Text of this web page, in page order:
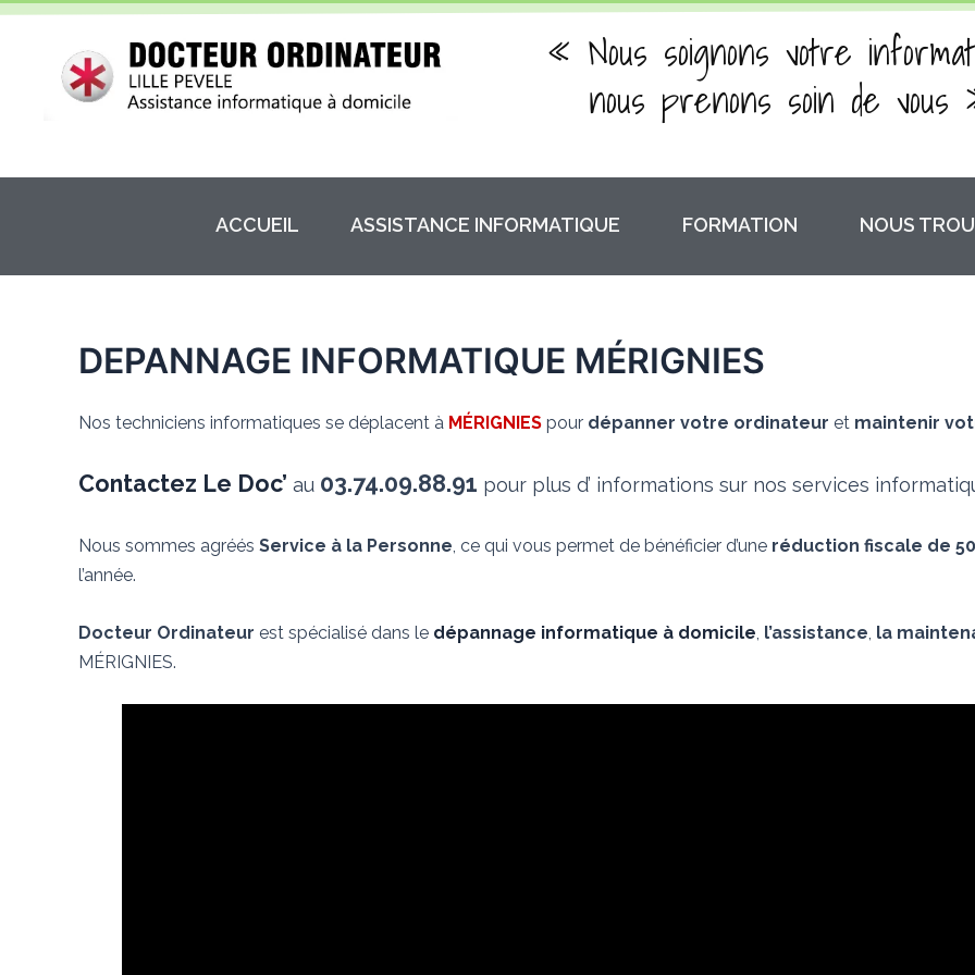
Aller
contenu
« Nous soignons votre
nous prenons soin de vous
ACCUEIL ASSISTANCE INFORMATIQUE FORMATION NOUS
DEPANNAGE INFORMATIQUE MÉRIGNIES
Nos techniciens informatiques se déplacent à MÉRIGNIES pour dépanner votre ordinateur et maintenir
Contactez Le Doc’ au 03.74.09.88.91 pour plus d’ informations sur nos services
Nous sommes agréés Service à la Personne, ce qui vous permet de bénéficier d’une réduction fiscale de
l’année.
Docteur Ordinateur est spécialisé dans le dépannage informatique à domicile l’assistance la
MÉRIGNIES.